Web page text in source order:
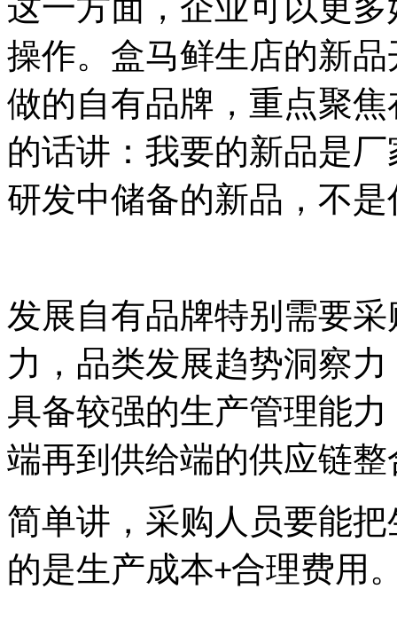
这一方面，企业可以更
操作。盒马鲜生店的新
做的自有品牌，重点聚
的话讲：我要的新品是
研发中储备的新品，不
发展自有品牌特别需要
力，品类发展趋势洞察
具备较强的生产管理能
端再到供给端的供应链
简单讲，采购人员要能
的是生产成本+合理费用